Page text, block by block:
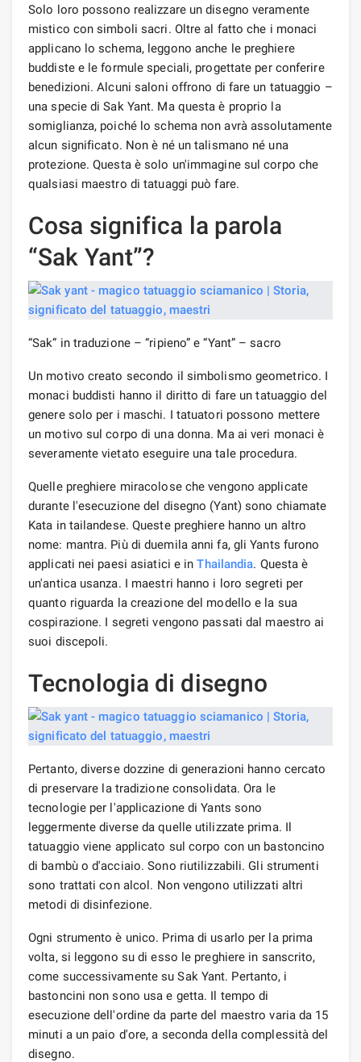
Solo loro possono realizzare un disegno veramente
mistico con simboli sacri. Oltre al fatto che i monaci
applicano lo schema, leggono anche le preghiere
buddiste e le formule speciali, progettate per conferire
benedizioni. Alcuni saloni offrono di fare un tatuaggio –
una specie di Sak Yant. Ma questa è proprio la
somiglianza, poiché lo schema non avrà assolutamente
alcun significato. Non è né un talismano né una
protezione. Questa è solo un'immagine sul corpo che
qualsiasi maestro di tatuaggi può fare.
Cosa significa la parola
“Sak Yant”?
“Sak” in traduzione – “ripieno” e “Yant” – sacro
Un motivo creato secondo il simbolismo geometrico. I
monaci buddisti hanno il diritto di fare un tatuaggio del
genere solo per i maschi. I tatuatori possono mettere
un motivo sul corpo di una donna. Ma ai veri monaci è
severamente vietato eseguire una tale procedura.
Quelle preghiere miracolose che vengono applicate
durante l'esecuzione del disegno (Yant) sono chiamate
Kata in tailandese. Queste preghiere hanno un altro
nome: mantra. Più di duemila anni fa, gli Yants furono
applicati nei paesi asiatici e inThailandia. Questa è
un'antica usanza. I maestri hanno i loro segreti per
quanto riguarda la creazione del modello e la sua
cospirazione. I segreti vengono passati dal maestro ai
suoi discepoli.
Tecnologia di disegno
Pertanto, diverse dozzine di generazioni hanno cercato
di preservare la tradizione consolidata. Ora le
tecnologie per l'applicazione di Yants sono
leggermente diverse da quelle utilizzate prima. Il
tatuaggio viene applicato sul corpo con un bastoncino
di bambù o d'acciaio. Sono riutilizzabili. Gli strumenti
sono trattati con alcol. Non vengono utilizzati altri
metodi di disinfezione.
Ogni strumento è unico. Prima di usarlo per la prima
volta, si leggono su di esso le preghiere in sanscrito,
come successivamente su Sak Yant. Pertanto, i
bastoncini non sono usa e getta. Il tempo di
esecuzione dell'ordine da parte del maestro varia da 15
minuti a un paio d'ore, a seconda della complessità del
disegno.